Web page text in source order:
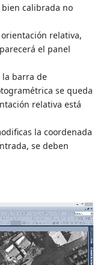
calibrada no
relativa,
el panel
barra de
se queda
relativa está
la coordenada
se deben